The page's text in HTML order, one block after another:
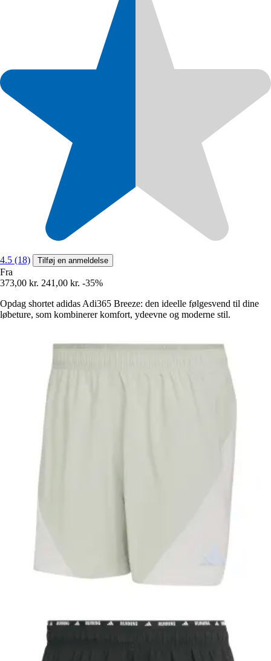
4.5 (18) Tilføj en anmeldelse
Fra
373,00 kr. 241,00 kr. -35%
Opdag shortet adidas Adi365 Breeze: den ideelle følgesvend til dine
løbeture, som kombinerer komfort, ydeevne og moderne stil.